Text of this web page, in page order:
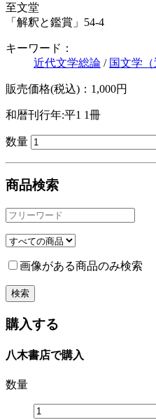
至文堂
「解釈と鑑賞」54-4
キーワード：
近代文学総論 / 国文学（
販売価格(税込)：1,000円
和暦刊行年:平1 1冊
数量
商品検索
画像がある商品のみ検索
購入する
八木書店で購入
数量